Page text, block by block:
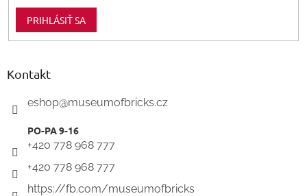
PRIHLÁSIŤ SA
Kontakt
eshop@museumofbricks.cz
+420 778 968 777
+420 778 968 777
https://fb.com/museumofbricks